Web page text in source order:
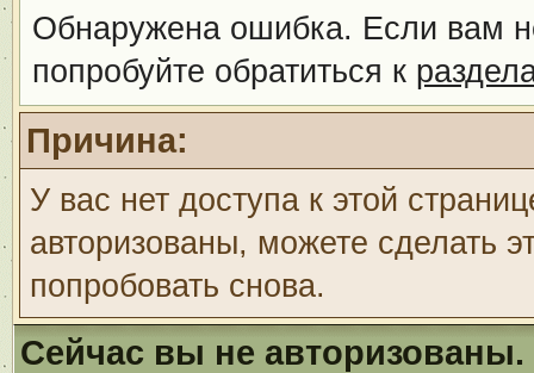
Обнаружена ошибка. Если вам
попробуйте обратиться к
Причина:
У вас нет доступа к этой
авторизованы, можете сделать
попробовать снова.
Сейчас вы не авторизованы.